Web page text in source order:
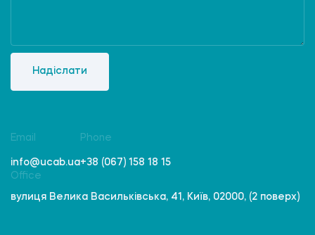
Надіслати
Email
info@ucab.ua
Phone
+38 (067) 158 18 15
Office
вулиця Велика Васильківська, 41, Київ, 02000, (2 поверх)